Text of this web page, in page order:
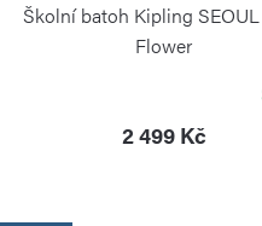
Školní batoh Kipling
Flower
2 499 Kč